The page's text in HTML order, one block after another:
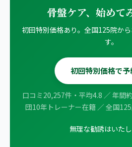
骨盤ケア、始めて
初回特別価格あり。全国125院か
す。
初回特別価格で予
口コミ20,257件・平均4.8 ／ 年間
団10年トレーナー在籍 ／ 全国
無理な勧誘はいた